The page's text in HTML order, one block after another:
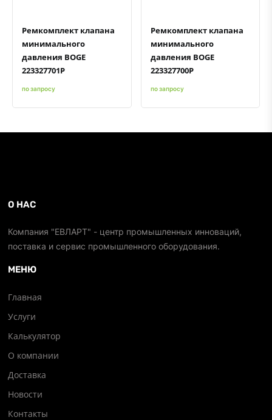
Ремкомплект клапана
минимального
давления BOGE
223327701P
по запросу
Ремкомплект клапана
минимального
давления BOGE
223327700P
по запросу
О НАС
Компания "ЕВЛАРТ" - центр промышленных инноваций,
поставка и сервис промышленного оборудования.
МЕНЮ
Главная
Услуги
Калькулятор
О компании
Доставка
Новости
Контакты